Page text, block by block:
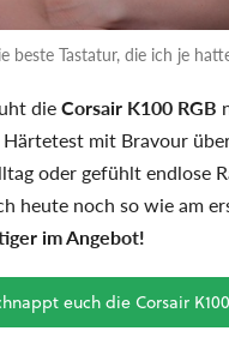
beste Tastatur, die ich je
dieCorsair K100 RGB
mit Bravour
oder gefühlt endlose
heute noch so wie am
im Angebot!
euch die Corsair